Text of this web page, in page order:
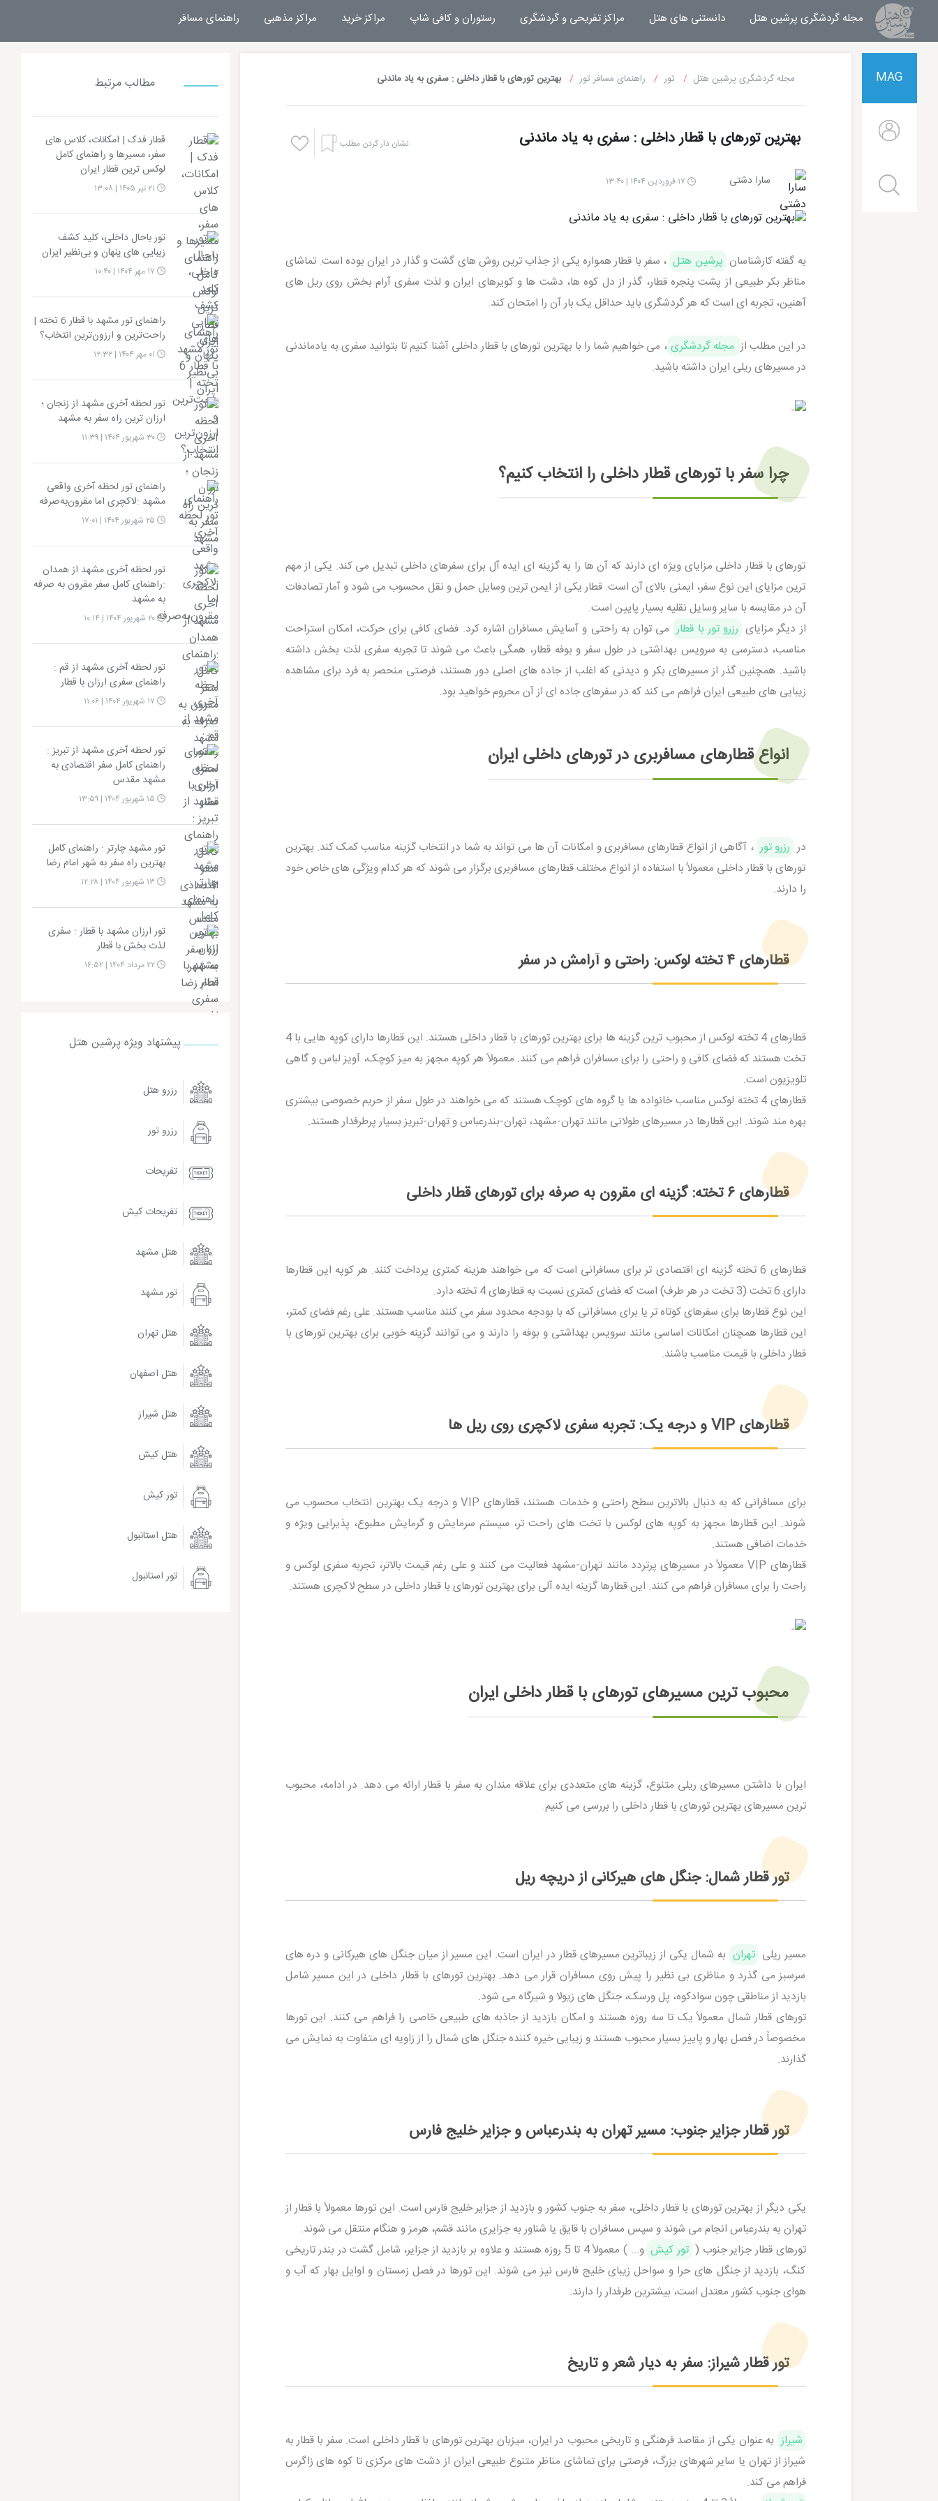
مجله گردشگری پرشین هتل مجله خبری پرشین هتل
دانستنی های هتل مراکز تفریحی و گردشگری رستوران و کافی شاپ مراکز خرید مراکز مذهبی راهنمای مسافر
MAG مجله گردشگری پرشین هتل تور راهنمای مسافر تور بهترین تورهای با قطار داخلی : سفری به یاد ماندنی
بهترین تورهای با قطار داخلی : سفری به یاد ماندنی نشان دار کردن مطلب
سارا دشتی ۱۷ فروردین ۱۴۰۴ | ۱۳:۴۰
به گفته کارشناسان پرشین هتل ، سفر با قطار همواره یکی از جذاب ترین روش های گشت و گذار در ایران بوده است. تماشای
مناظر بکر طبیعی از پشت پنجره قطار، گذر از دل کوه ها، دشت ها و کویرهای ایران و لذت سفری آرام بخش روی ریل های
آهنین، تجربه ای است که هر گردشگری باید حداقل یک بار آن را امتحان کند.
در این مطلب از مجله گردشگری ، می خواهیم شما را با بهترین تورهای با قطار داخلی آشنا کنیم تا بتوانید سفری به یادماندنی
در مسیرهای ریلی ایران داشته باشید.
چرا سفر با تورهای قطار داخلی را انتخاب کنیم؟
تورهای با قطار داخلی مزایای ویژه ای دارند که آن ها را به گزینه ای ایده آل برای سفرهای داخلی تبدیل می کند. یکی از مهم
ترین مزایای این نوع سفر، ایمنی بالای آن است. قطار یکی از ایمن ترین وسایل حمل و نقل محسوب می شود و آمار تصادفات
آن در مقایسه با سایر وسایل نقلیه بسیار پایین است.
از دیگر مزایای رزرو تور با قطار می توان به راحتی و آسایش مسافران اشاره کرد. فضای کافی برای حرکت، امکان استراحت
مناسب، دسترسی به سرویس بهداشتی در طول سفر و بوفه قطار، همگی باعث می شوند تا تجربه سفری لذت بخش داشته
باشید. همچنین گذر از مسیرهای بکر و دیدنی که اغلب از جاده های اصلی دور هستند، فرصتی منحصر به فرد برای مشاهده
زیبایی های طبیعی ایران فراهم می کند که در سفرهای جاده ای از آن محروم خواهید بود.
انواع قطارهای مسافربری در تورهای داخلی ایران
در رزرو تور ، آگاهی از انواع قطارهای مسافربری و امکانات آن ها می تواند به شما در انتخاب گزینه مناسب کمک کند. بهترین
تورهای با قطار داخلی معمولاً با استفاده از انواع مختلف قطارهای مسافربری برگزار می شوند که هر کدام ویژگی های خاص خود
را دارند.
قطارهای ۴ تخته لوکس: راحتی و آرامش در سفر
قطارهای 4 تخته لوکس از محبوب ترین گزینه ها برای بهترین تورهای با قطار داخلی هستند. این قطارها دارای کوپه هایی با 4
تخت هستند که فضای کافی و راحتی را برای مسافران فراهم می کنند. معمولاً هر کوپه مجهز به میز کوچک، آویز لباس و گاهی
تلویزیون است.
قطارهای 4 تخته لوکس مناسب خانواده ها یا گروه های کوچک هستند که می خواهند در طول سفر از حریم خصوصی بیشتری
بهره مند شوند. این قطارها در مسیرهای طولانی مانند تهران-مشهد، تهران-بندرعباس و تهران-تبریز بسیار پرطرفدار هستند.
قطارهای ۶ تخته: گزینه‌ ای مقرون به صرفه برای تورهای قطار داخلی
قطارهای 6 تخته گزینه ای اقتصادی تر برای مسافرانی است که می خواهند هزینه کمتری پرداخت کنند. هر کوپه این قطارها
دارای 6 تخت (3 تخت در هر طرف) است که فضای کمتری نسبت به قطارهای 4 تخته دارد.
این نوع قطارها برای سفرهای کوتاه تر یا برای مسافرانی که با بودجه محدود سفر می کنند مناسب هستند. علی رغم فضای کمتر،
این قطارها همچنان امکانات اساسی مانند سرویس بهداشتی و بوفه را دارند و می توانند گزینه خوبی برای بهترین تورهای با
قطار داخلی با قیمت مناسب باشند.
قطارهای VIP و درجه یک: تجربه سفری لاکچری روی ریل‌ ها
برای مسافرانی که به دنبال بالاترین سطح راحتی و خدمات هستند، قطارهای VIP و درجه یک بهترین انتخاب محسوب می
شوند. این قطارها مجهز به کوپه های لوکس با تخت های راحت تر، سیستم سرمایش و گرمایش مطبوع، پذیرایی ویژه و
خدمات اضافی هستند.
قطارهای VIP معمولاً در مسیرهای پرتردد مانند تهران-مشهد فعالیت می کنند و علی رغم قیمت بالاتر، تجربه سفری لوکس و
راحت را برای مسافران فراهم می کنند. این قطارها گزینه ایده آلی برای بهترین تورهای با قطار داخلی در سطح لاکچری هستند.
محبوب‌ ترین مسیرهای تورهای با قطار داخلی ایران
ایران با داشتن مسیرهای ریلی متنوع، گزینه های متعددی برای علاقه مندان به سفر با قطار ارائه می دهد. در ادامه، محبوب
ترین مسیرهای بهترین تورهای با قطار داخلی را بررسی می کنیم.
تور قطار شمال: جنگل‌ های هیرکانی از دریچه ریل
مسیر ریلی تهران به شمال یکی از زیباترین مسیرهای قطار در ایران است. این مسیر از میان جنگل های هیرکانی و دره های
سرسبز می گذرد و مناظری بی نظیر را پیش روی مسافران قرار می دهد. بهترین تورهای با قطار داخلی در این مسیر شامل
بازدید از مناطقی چون سوادکوه، پل ورسک، جنگل های زیولا و شیرگاه می شود.
تورهای قطار شمال معمولاً یک تا سه روزه هستند و امکان بازدید از جاذبه های طبیعی خاصی را فراهم می کنند. این تورها
مخصوصاً در فصل بهار و پاییز بسیار محبوب هستند و زیبایی خیره کننده جنگل های شمال را از زاویه ای متفاوت به نمایش می
گذارند.
تور قطار جزایر جنوب: مسیر تهران به بندرعباس و جزایر خلیج فارس
یکی دیگر از بهترین تورهای با قطار داخلی، سفر به جنوب کشور و بازدید از جزایر خلیج فارس است. این تورها معمولاً با قطار از
تهران به بندرعباس انجام می شوند و سپس مسافران با قایق یا شناور به جزایری مانند قشم، هرمز و هنگام منتقل می شوند.
تورهای قطار جزایر جنوب ( تور کیش
و... ) معمولاً 4 تا 5 روزه هستند و علاوه بر بازدید از جزایر، شامل گشت در بندر تاریخی
کنگ، بازدید از جنگل های حرا و سواحل زیبای خلیج فارس نیز می شوند. این تورها در فصل زمستان و اوایل بهار که آب و
هوای جنوب کشور معتدل است، بیشترین طرفدار را دارند.
تور قطار شیراز: سفر به دیار شعر و تاریخ
شیراز به عنوان یکی از مقاصد فرهنگی و تاریخی محبوب در ایران، میزبان بهترین تورهای با قطار داخلی است. سفر با قطار به
شیراز از تهران یا سایر شهرهای بزرگ، فرصتی برای تماشای مناظر متنوع طبیعی ایران از دشت های مرکزی تا کوه های زاگرس
فراهم می کند.
مطالب مرتبط
قطار فدک | امکانات، کلاس های
سفر، مسیرها و راهنمای کامل
لوکس ترین قطار ایران
تور باحال داخلی، کلید کشف
زیبایی های پنهان و بی‌نظیر ایران
راهنمای تور مشهد با قطار 6 تخته |
راحت‌ترین و ارزون‌ترین انتخاب؟
تور لحظه آخری مشهد از زنجان ؛
ارزان ترین راه سفر به مشهد
۳۰ شهریور ۱۴۰۴ | ۱۱:۳۹
راهنمای تور لحظه آخری واقعی
مشهد :لاکچری اما مقرون‌به‌صرفه
تور لحظه آخری مشهد از همدان
:راهنمای کامل سفر مقرون به صرفه
به مشهد
۲۰ شهریور ۱۴۰۴ | ۱۰:۱۴
تور لحظه آخری مشهد از قم :
راهنمای سفری ارزان با قطار
تور لحظه آخری مشهد از تبریز :
راهنمای کامل سفر اقتصادی به
مشهد مقدس
تور مشهد چارتر : راهنمای کامل
بهترین راه سفر به شهر امام رضا
۱۳ شهریور ۱۴۰۴ | ۱۲:۲۸
تور ارزان مشهد با قطار : سفری
لذت بخش با قطار
۲۲ مرداد ۱۴۰۴ | ۱۶:۵۲
پیشنهاد ویژه پرشین هتل
رزرو هتل
رزرو تور
تفریحات
تفریحات کیش
هتل مشهد
تور مشهد
هتل تهران
هتل اصفهان
هتل شیراز
هتل کیش
تور کیش
هتل استانبول
تور استانبول